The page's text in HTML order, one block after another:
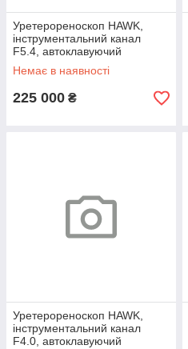
Уретерореноскоп HAWK,
інструментальний канал
F5.4, автоклавуючий
Немає в наявності
225 000 ₴
Уретерореноскоп HAWK,
інструментальний канал
F4.0, автоклавуючий